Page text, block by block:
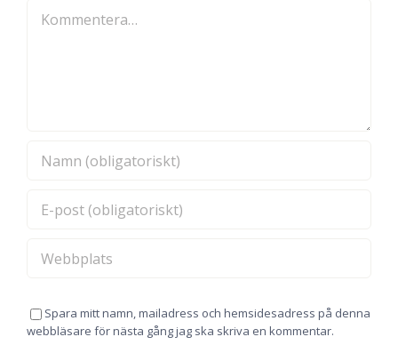
Spara mitt namn, mailadress och hemsidesadress på denna
webbläsare för nästa gång jag ska skriva en kommentar.